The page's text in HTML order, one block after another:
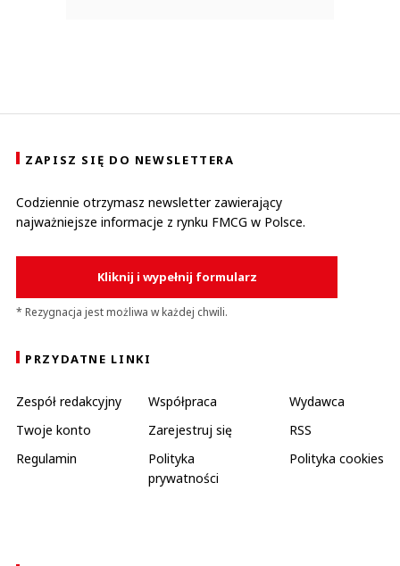
ZAPISZ SIĘ DO NEWSLETTERA
Codziennie otrzymasz newsletter zawierający
najważniejsze informacje z rynku FMCG w Polsce.
Kliknij i wypełnij formularz
* Rezygnacja jest możliwa w każdej chwili.
PRZYDATNE LINKI
Zespół redakcyjny Współpraca
Wydawca
Twoje konto
Zarejestruj się
RSS
Regulamin
Polityka
prywatności
Polityka cookies